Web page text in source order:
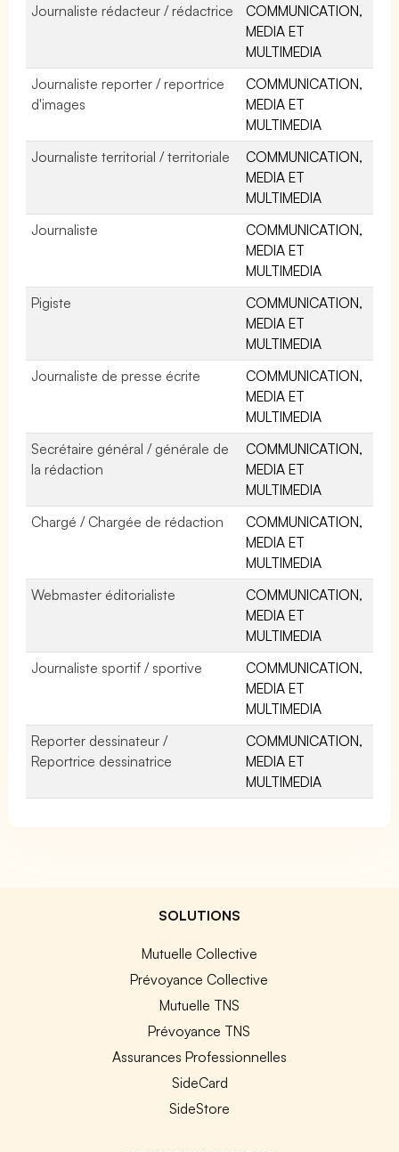
Journaliste rédacteur / rédactrice
COMMUNICATION,
MEDIA ET
MULTIMEDIA
Journaliste reporter / reportrice
d'images
COMMUNICATION,
MEDIA ET
MULTIMEDIA
Journaliste territorial / territoriale
COMMUNICATION,
MEDIA ET
MULTIMEDIA
Journaliste
COMMUNICATION,
MEDIA ET
MULTIMEDIA
Pigiste
COMMUNICATION,
MEDIA ET
MULTIMEDIA
Journaliste de presse écrite
COMMUNICATION,
MEDIA ET
MULTIMEDIA
Secrétaire général / générale de
la rédaction
COMMUNICATION,
MEDIA ET
MULTIMEDIA
Chargé / Chargée de rédaction
COMMUNICATION,
MEDIA ET
MULTIMEDIA
Webmaster éditorialiste
COMMUNICATION,
MEDIA ET
MULTIMEDIA
Journaliste sportif / sportive
COMMUNICATION,
MEDIA ET
MULTIMEDIA
Reporter dessinateur /
Reportrice dessinatrice
COMMUNICATION,
MEDIA ET
MULTIMEDIA
SOLUTIONS
Mutuelle Collective
Prévoyance Collective
Mutuelle TNS
Prévoyance TNS
Assurances Professionnelles
SideCard
SideStore